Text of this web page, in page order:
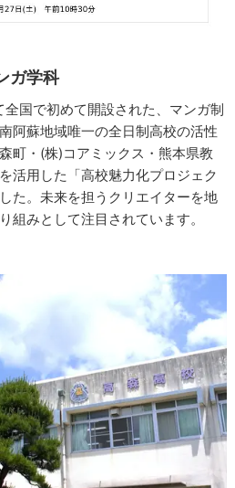
ガ学科
国で初めて開設された、マンガ制
阿蘇地域唯一の全日制高校の活性
町・(株)コアミックス・熊本県教
活用した「高校魅力化プロジェク
た。未来を担うクリエイターを地
組みとして注目されています。